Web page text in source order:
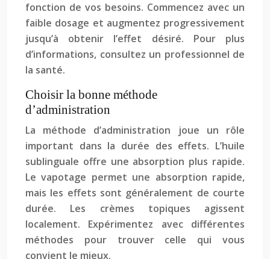
fonction de vos besoins. Commencez avec un
faible dosage et augmentez progressivement
jusqu’à obtenir l’effet désiré. Pour plus
d’informations, consultez un professionnel de
la santé.
Choisir la bonne méthode
d’administration
La méthode d’administration joue un rôle
important dans la durée des effets. L’huile
sublinguale offre une absorption plus rapide.
Le vapotage permet une absorption rapide,
mais les effets sont généralement de courte
durée. Les crèmes topiques agissent
localement. Expérimentez avec différentes
méthodes pour trouver celle qui vous
convient le mieux.